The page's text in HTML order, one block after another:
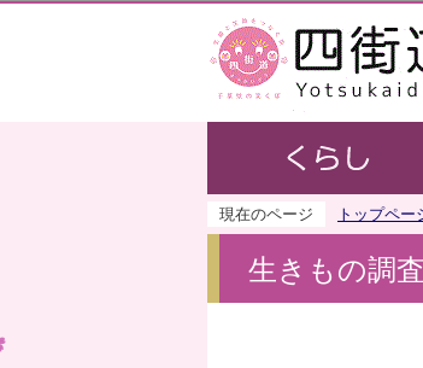
現在のページ トップペー
生きもの調